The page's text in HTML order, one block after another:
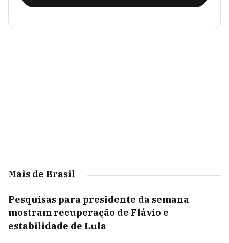
Mais de Brasil
Pesquisas para presidente da semana
mostram recuperação de Flávio e
estabilidade de Lula